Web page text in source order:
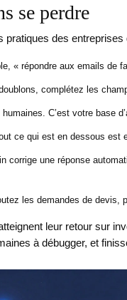
se perdre
pratiques des entreprises
« répondre aux emails de
complétez les
C’est votre base
ce qui est en dessous est
corrige une réponse
les demandes de devis,
leur retour sur
à débugger, et